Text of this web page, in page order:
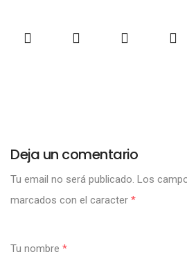
Deja un comentario
Tu email no será publicado. Los
marcados con el caracter *
Tu nombre *